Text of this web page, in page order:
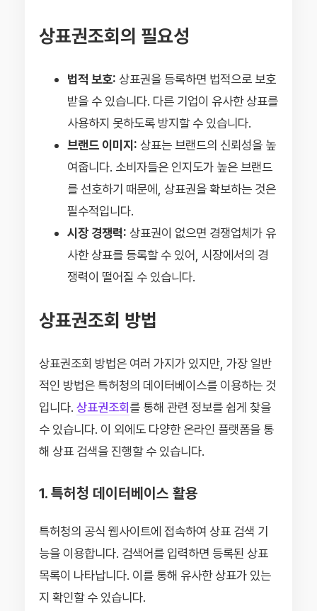
상표권조회의 필요성
법적 보호: 상표권을 등록하면 법적으로 보호
받을 수 있습니다. 다른 기업이 유사한 상표를
사용하지 못하도록 방지할 수 있습니다.
브랜드 이미지: 상표는 브랜드의 신뢰성을 높
여줍니다. 소비자들은 인지도가 높은 브랜드
를 선호하기 때문에, 상표권을 확보하는 것은
필수적입니다.
시장 경쟁력: 상표권이 없으면 경쟁업체가 유
사한 상표를 등록할 수 있어, 시장에서의 경
쟁력이 떨어질 수 있습니다.
상표권조회 방법
상표권조회 방법은 여러 가지가 있지만, 가장 일반
적인 방법은 특허청의 데이터베이스를 이용하는 것
입니다. 상표권조회를 통해 관련 정보를 쉽게 찾을
수 있습니다. 이 외에도 다양한 온라인 플랫폼을 통
해 상표 검색을 진행할 수 있습니다.
1. 특허청 데이터베이스 활용
특허청의 공식 웹사이트에 접속하여 상표 검색 기
능을 이용합니다. 검색어를 입력하면 등록된 상표
목록이 나타납니다. 이를 통해 유사한 상표가 있는
지 확인할 수 있습니다.